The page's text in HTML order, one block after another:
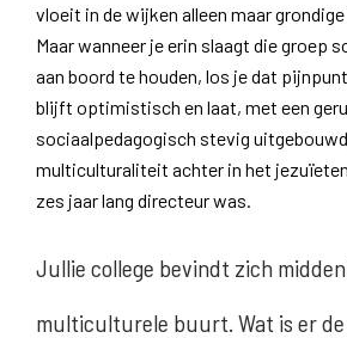
vloeit in de wijken alleen maar
Maar wanneer je erin slaagt die groep
aan boord te houden, los je dat
blijft optimistisch en laat, met een
sociaalpedagogisch stevig
multiculturaliteit achter in het
zes jaar lang directeur was.
Jullie college bevindt zich
multiculturele buurt. Wat is er